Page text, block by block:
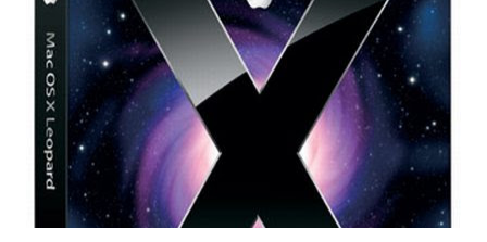
scaricare offline Microsoft 365 Accedere ad area riservata
Microsoft 365 Scarica Office (365 o versione unica) dal Sito
Microsoft Windows 365 VideoLAN VLC Video Player Pagina
di Download di VLC Pix Resizer for Windows Pagina
dell'autore del progr...